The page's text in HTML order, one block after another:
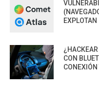
EXPLOTAN
CON
CONEXIÓN